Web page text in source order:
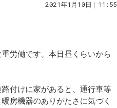
2021年1月10日｜11:55
労働です。本日昼くらいから
付けに家があると、通行車等
房機器のありがたさに気づく